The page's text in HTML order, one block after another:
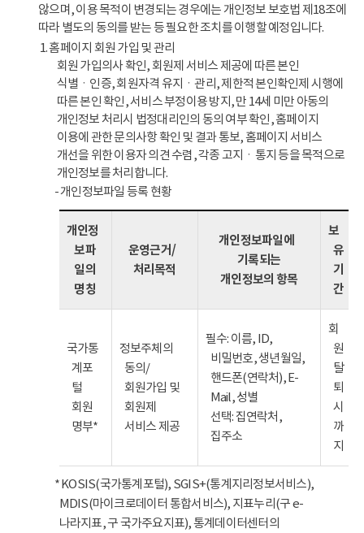
않으며, 이용 목적이 변경되는 경우에는 개인정보 보호법 제18조에
따라 별도의 동의를 받는 등 필요한 조치를 이행할 예정입니다.
1. 홈페이지 회원 가입 및 관리
회원 가입의사 확인, 회원제 서비스 제공에 따른 본인
식별ㆍ인증, 회원자격 유지ㆍ관리, 제한적 본인확인제 시행에
따른 본인 확인, 서비스 부정이용 방지, 만 14세 미만 아동의
개인정보 처리시 법정대리인의 동의 여부 확인, 홈페이지
이용에 관한 문의사항 확인 및 결과 통보, 홈페이지 서비스
개선을 위한 이용자 의견 수렴, 각종 고지ㆍ통지 등을 목적으로
개인정보를 처리합니다.
- 개인정보파일 등록 현황
개인정
보파
일의
명칭
운영근거/
처리목적
개인정보파일에
기록되는
개인정보의 항목
보
유
기
간
국가통
계포
털
회원
명부*
정보주체의
동의/
회원가입 및
회원제
서비스 제공
필수: 이름, ID,
비밀번호, 생년월일,
핸드폰(연락처), E-
Mail, 성별
선택: 집연락처,
집주소
회
원
탈
퇴
시
까
지
* KOSIS(국가통계포털), SGIS+(통계지리정보서비스),
MDIS(마이크로데이터 통합서비스), 지표누리(구 e-
나라지표, 구 국가주요지표), 통계데이터센터의